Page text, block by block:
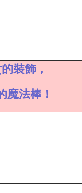
裝飾，
魔法棒！